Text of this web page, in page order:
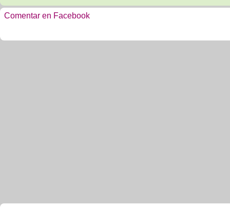
Comentar en Facebook